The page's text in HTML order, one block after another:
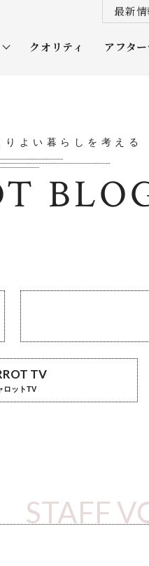
最新
クオリティ アフタ
よい暮らしを考える
TV
ロットTV
STAFF